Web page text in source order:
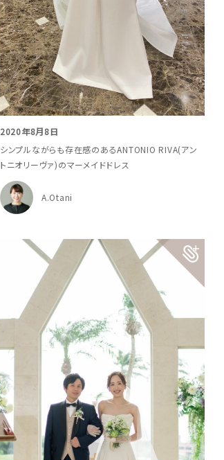
2020年8月8日
シンプルながらも存在感のあるANTONIO RIVA(アン
トニオリーヴァ)のマーメイドドレス
A.Otani